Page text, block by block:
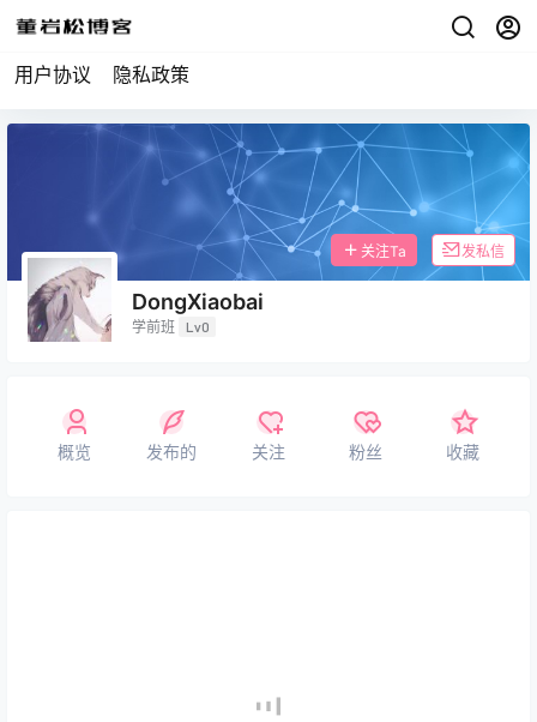
用户协议 隐私政策
DongXiaobai
学前班 Lv0
关注Ta 发私信
概览 发布的 关注 粉丝 收藏